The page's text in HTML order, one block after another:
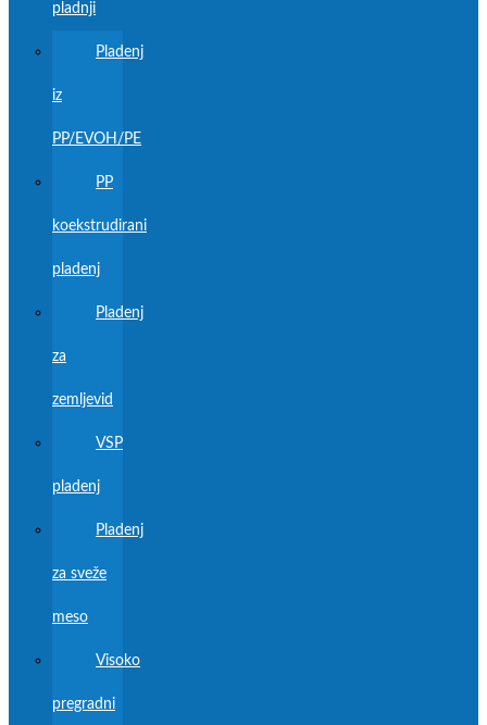
pladnji
Pladenj
iz
PP/EVOH/PE
PP
koekstrudirani
pladenj
Pladenj
za
zemljevid
VSP
pladenj
Pladenj
za sveže
meso
Visoko
pregradni